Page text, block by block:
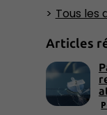
Tous les
Articles